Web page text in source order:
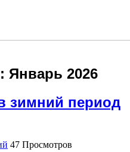
Январь 2026
зимний период
47 Просмотров